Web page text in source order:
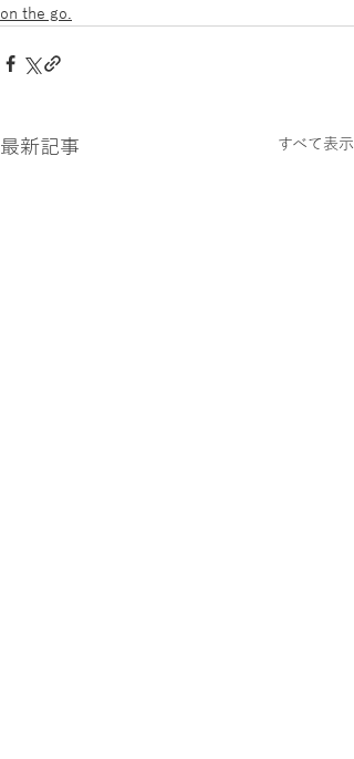
on the go.
最新記事 すべて表示